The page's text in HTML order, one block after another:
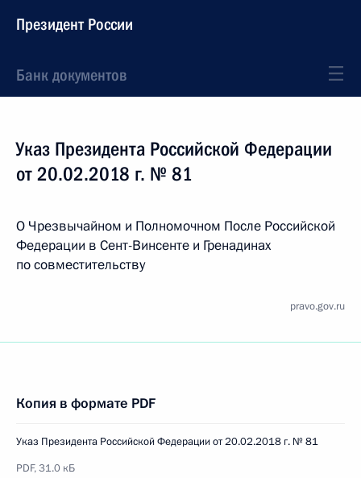
Президент России
Банк документов
Указ Президента Российской Федерации
от 20.02.2018 г. № 81
О Чрезвычайном и Полномочном После Российской
Федерации в Сент-Винсенте и Гренадинах
по совместительству
pravo.gov.ru
Копия в формате PDF
Указ Президента Российской Федерации от 20.02.2018 г. № 81
PDF, 31.0 кБ